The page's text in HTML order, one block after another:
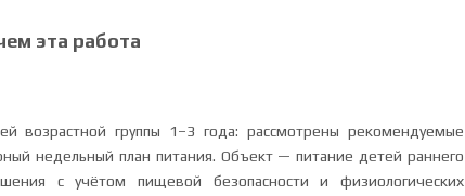
эта работа
возрастной группы 1–3 года: рассмотрены рекомендуемые
недельный план питания. Объект — питание детей раннего
с учётом пищевой безопасности и физиологических